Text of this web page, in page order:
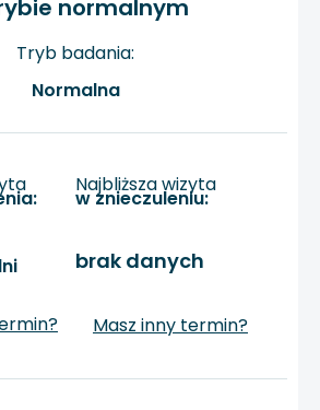
normalnym
Tryb badania:
Normalna
Najbliższa wizyta
w znieczuleniu:
brak danych
Masz inny termin?